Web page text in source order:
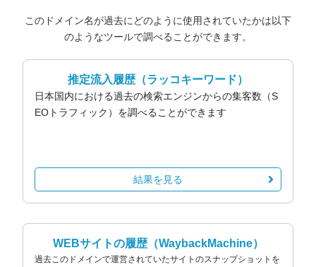
このドメイン名が過去にどのように使用されていたかは以下
のようなツールで調べることができます。
推定流入履歴（ラッコキーワード）
日本国内における過去の検索エンジンからの集客数（S
EOトラフィック）を調べることができます
結果を見る
WEBサイトの履歴（WaybackMachine）
過去このドメインで運営されていたサイトのスナップショットを